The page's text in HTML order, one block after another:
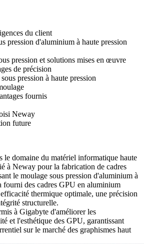
du client
pression d'aluminium à haute pression
pression et solutions mises en œuvre
de précision
pression à haute pression
fournis
Neway
future
le domaine du matériel informatique haute
à Neway pour la fabrication de cadres
le moulage sous pression d'aluminium à
fourni des cadres GPU en aluminium
thermique optimale, une précision
structurelle.
à Gigabyte d'améliorer les
et l'esthétique des GPU, garantissant
sur le marché des graphismes haut